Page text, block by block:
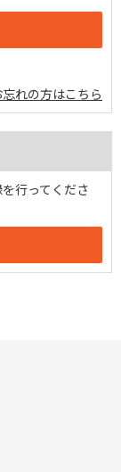
れの方はこちら
行ってくださ